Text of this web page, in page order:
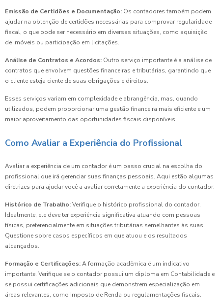
Emissão de Certidões e Documentação: Os contadores também podem
ajudar na obtenção de certidões necessárias para comprovar regularidade
fiscal, o que pode ser necessário em diversas situações, como aquisição
de imóveis ou participação em licitações.
Análise de Contratos e Acordos: Outro serviço importante é a análise de
contratos que envolvem questões financeiras e tributárias, garantindo que
o cliente esteja ciente de suas obrigações e direitos.
Esses serviços variam em complexidade e abrangência, mas, quando
utilizados, podem proporcionar uma gestão financeira mais eficiente e um
maior aproveitamento das oportunidades fiscais disponíveis.
Como Avaliar a Experiência do Profissional
Avaliar a experiência de um contador é um passo crucial na escolha do
profissional que irá gerenciar suas finanças pessoais. Aqui estão algumas
diretrizes para ajudar você a avaliar corretamente a experiência do contador:
Histórico de Trabalho:Verifique o histórico profissional do contador.
Idealmente, ele deve ter experiência significativa atuando com pessoas
físicas, preferencialmente em situações tributárias semelhantes às suas.
Questione sobre casos específicos em que atuou e os resultados
alcançados.
Formação e Certificações:A formação acadêmica é um indicativo
importante. Verifique se o contador possui um diploma em Contabilidade e
se possui certificações adicionais que demonstrem especialização em
áreas relevantes, como Imposto de Renda ou regulamentações fiscais.